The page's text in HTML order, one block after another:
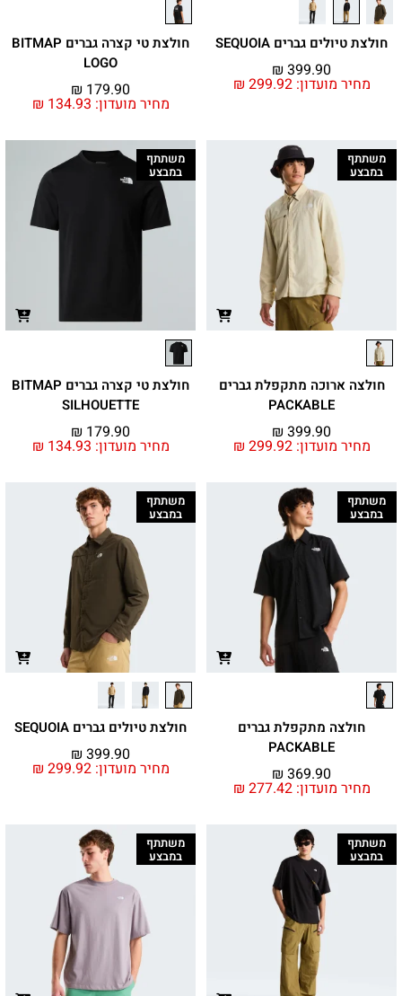
חולצת טיולים גברים SEQUOIA
מחיר מועדון: ₪ 299.92
₪ 399.90
חולצת טי קצרה גברים BITMAP
LOGO
מחיר מועדון: ₪ 134.93
₪ 179.90
משתתף
במבצע
חולצה ארוכה מתקפלת גברים
PACKABLE
מחיר מועדון: ₪ 299.92
₪ 399.90
משתתף
במבצע
חולצת טי קצרה גברים BITMAP
SILHOUETTE
מחיר מועדון: ₪ 134.93
₪ 179.90
משתתף
במבצע
חולצה מתקפלת גברים
PACKABLE
מחיר מועדון: ₪ 277.42
₪ 369.90
משתתף
במבצע
חולצת טיולים גברים SEQUOIA
מחיר מועדון: ₪ 299.92
₪ 399.90
משתתף
במבצע
משתתף
במבצע